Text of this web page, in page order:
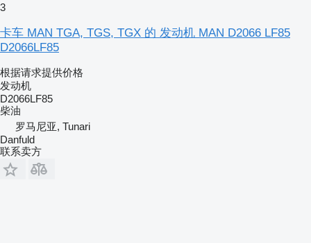
3
卡车 MAN TGA, TGS, TGX 的 发动机 MAN D2066 LF85
D2066LF85
根据请求提供价格
发动机
D2066LF85
柴油
罗马尼亚, Tunari
Danfuld
联系卖方